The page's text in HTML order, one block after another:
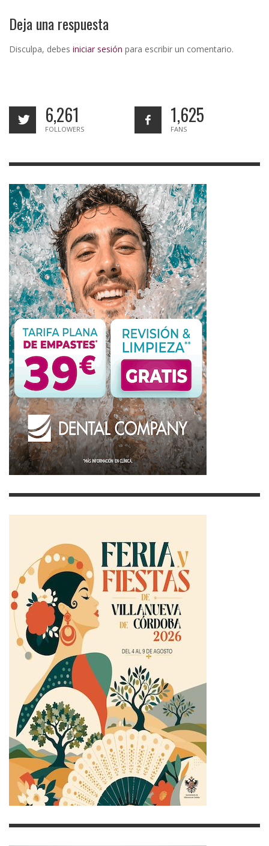
Deja una respuesta
Disculpa, debes iniciar sesión para escribir un comentario.
6,261
FOLLOWERS
1,625
FANS